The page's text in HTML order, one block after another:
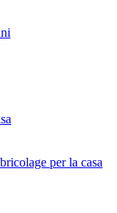
per la casa